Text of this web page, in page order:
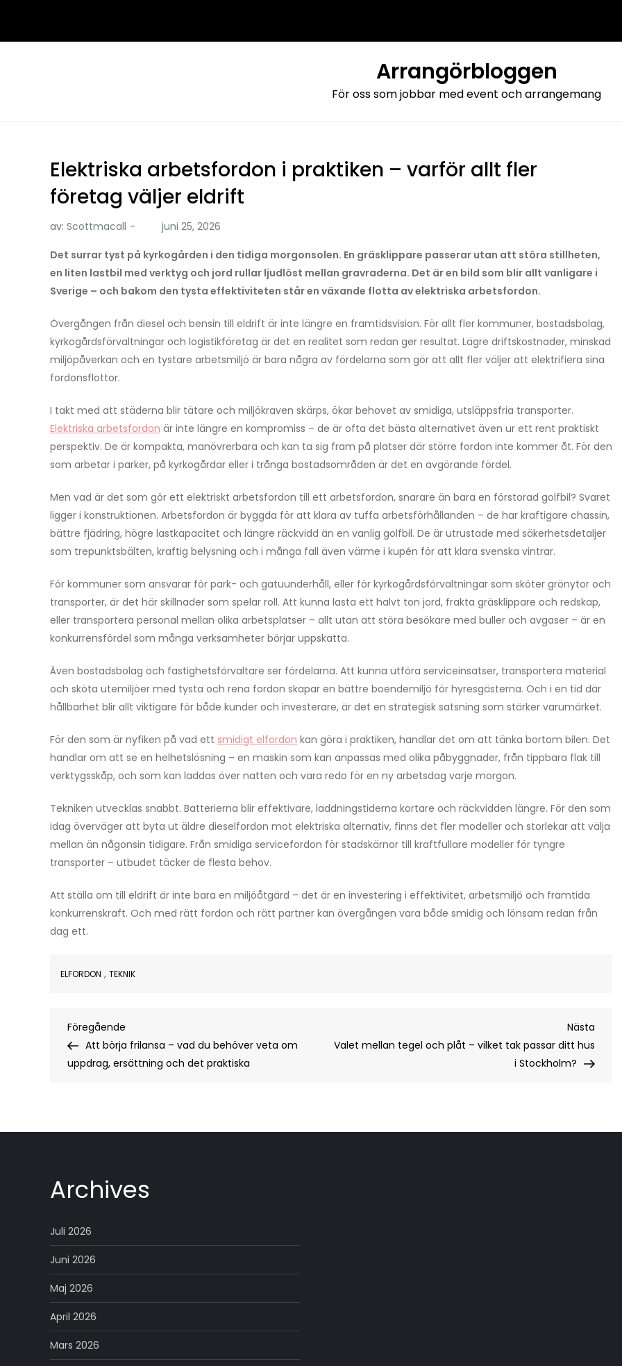
innehåll
Arrangörbloggen
För oss som jobbar med event och arrangemang
Elektriska arbetsfordon i praktiken – varför allt fler
företag väljer eldrift
av: Scottmacall
Det surrar tyst på kyrkogården i den tidiga morgonsolen. En gräsklippare passerar utan att störa stillheten,
en liten lastbil med verktyg och jord rullar ljudlöst mellan gravraderna. Det är en bild som blir allt vanligare i
Sverige – och bakom den tysta effektiviteten står en växande flotta av elektriska arbetsfordon.
Övergången från diesel och bensin till eldrift är inte längre en framtidsvision. För allt fler kommuner, bostadsbolag,
kyrkogårdsförvaltningar och logistikföretag är det en realitet som redan ger resultat. Lägre driftskostnader, minskad
miljöpåverkan och en tystare arbetsmiljö är bara några av fördelarna som gör att allt fler väljer att elektrifiera sina
fordonsflottor.
I takt med att städerna blir tätare och miljökraven skärps, ökar behovet av smidiga, utsläppsfria transporter.
Elektriska arbetsfordon är inte längre en kompromiss – de är ofta det bästa alternativet även ur ett rent praktiskt
perspektiv. De är kompakta, manövrerbara och kan ta sig fram på platser där större fordon inte kommer åt. För den
som arbetar i parker, på kyrkogårdar eller i trånga bostadsområden är det en avgörande fördel.
Men vad är det som gör ett elektriskt arbetsfordon till ett arbetsfordon, snarare än bara en förstorad golfbil? Svaret
ligger i konstruktionen. Arbetsfordon är byggda för att klara av tuffa arbetsförhållanden – de har kraftigare chassin,
bättre fjädring, högre lastkapacitet och längre räckvidd än en vanlig golfbil. De är utrustade med säkerhetsdetaljer
som trepunktsbälten, kraftig belysning och i många fall även värme i kupén för att klara svenska vintrar.
För kommuner som ansvarar för park- och gatuunderhåll, eller för kyrkogårdsförvaltningar som sköter grönytor och
transporter, är det här skillnader som spelar roll. Att kunna lasta ett halvt ton jord, frakta gräsklippare och redskap,
eller transportera personal mellan olika arbetsplatser – allt utan att störa besökare med buller och avgaser – är en
konkurrensfördel som många verksamheter börjar uppskatta.
Även bostadsbolag och fastighetsförvaltare ser fördelarna. Att kunna utföra serviceinsatser, transportera material
och sköta utemiljöer med tysta och rena fordon skapar en bättre boendemiljö för hyresgästerna. Och i en tid där
hållbarhet blir allt viktigare för både kunder och investerare, är det en strategisk satsning som stärker varumärket.
För den som är nyfiken på vad ett smidigt elfordon kan göra i praktiken, handlar det om att tänka bortom bilen. Det
handlar om att se en helhetslösning – en maskin som kan anpassas med olika påbyggnader, från tippbara flak till
verktygsskåp, och som kan laddas över natten och vara redo för en ny arbetsdag varje morgon.
Tekniken utvecklas snabbt. Batterierna blir effektivare, laddningstiderna kortare och räckvidden längre. För den som
idag överväger att byta ut äldre dieselfordon mot elektriska alternativ, finns det fler modeller och storlekar att välja
mellan än någonsin tidigare. Från smidiga servicefordon för stadskärnor till kraftfullare modeller för tyngre
transporter – utbudet täcker de flesta behov.
Att ställa om till eldrift är inte bara en miljöåtgärd – det är en investering i effektivitet, arbetsmiljö och framtida
konkurrenskraft. Och med rätt fordon och rätt partner kan övergången vara både smidig och lönsam redan från
dag ett.
ELFORDON , TEKNIK
Inläggsnavigering
Föregående
inlägg
Föregående
Att börja frilansa – vad du behöver veta om
uppdrag, ersättning och det praktiska
Nästa
Valet mellan tegel och plåt – vilket tak passar ditt hus
i Stockholm?
Archives
Juli 2026
Juni 2026
Maj 2026
April 2026
Mars 2026